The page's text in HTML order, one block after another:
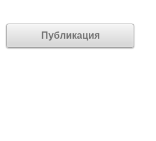
Публикация